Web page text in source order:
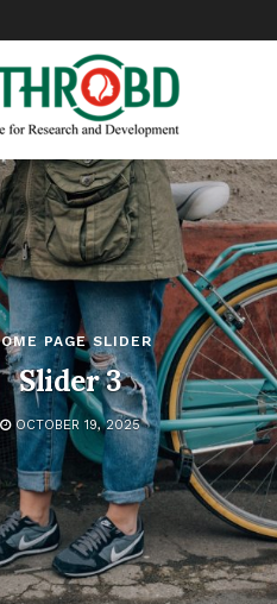
PAGE SLIDER
Slider 3
OCTOBER 19, 2025